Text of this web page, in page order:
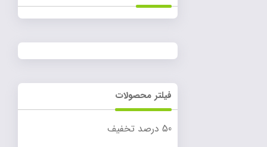
فیلتر محصولات
50 درصد تخفیف